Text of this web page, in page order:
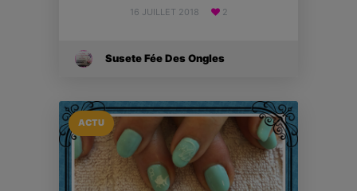
16 JUILLET 2018 2
Susete Fée Des Ongles
ACTU